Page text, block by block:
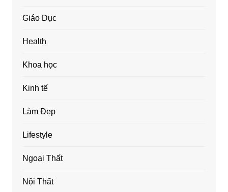
Giáo Dục
Health
Khoa học
Kinh tế
Làm Đẹp
Lifestyle
Ngoại Thất
Nội Thất